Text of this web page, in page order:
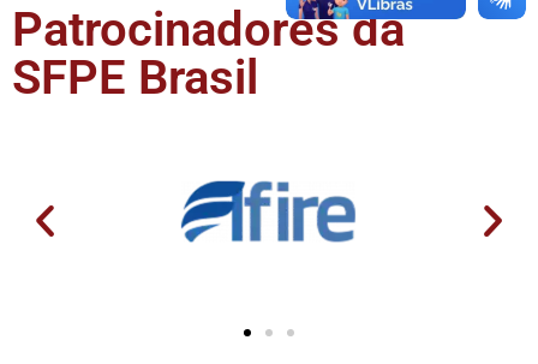
Patrocinadores da
SFPE Brasil